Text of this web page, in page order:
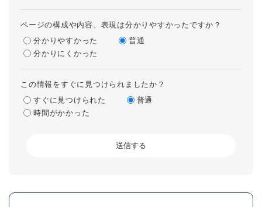
ページの構成や内容、表現は分かりやすかったですか？
分かりやすかった
普通
分かりにくかった
この情報をすぐに見つけられましたか？
すぐに見つけられた
普通
時間がかかった